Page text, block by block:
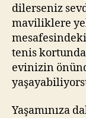
dilerseniz
maviliklere
tenis kortunda
evinizin
Yaşamınıza